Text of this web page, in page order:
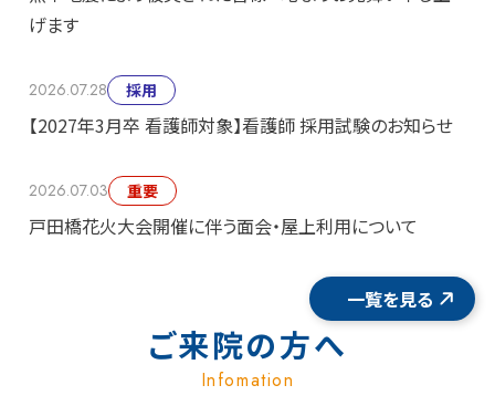
げます
2026.07.28 採用
【2027年3月卒 看護師対象】看護師 採用試験のお知らせ
2026.07.03 重要
戸田橋花火大会開催に伴う面会・屋上利用について
一覧を見る
ご来院の方へ
Infomation